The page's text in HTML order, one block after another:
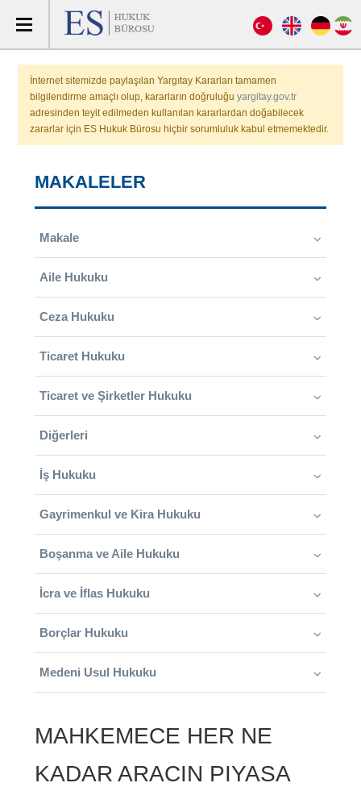
İnternet sitemizde paylaşılan Yargıtay Kararları tamamen
bilgilendirme amaçlı olup, kararların doğruluğuyargitay.gov.tr
adresinden teyit edilmeden kullanılan kararlardan doğabilecek
zararlar için ES Hukuk Bürosu hiçbir sorumluluk kabul etmemektedir.
MAKALELER
Makale
Aile Hukuku
Ceza Hukuku
Ticaret Hukuku
Ticaret ve Şirketler Hukuku
Diğerleri
İş Hukuku
Gayrimenkul ve Kira Hukuku
Boşanma ve Aile Hukuku
İcra ve İflas Hukuku
Borçlar Hukuku
Medeni Usul Hukuku
MAHKEMECE HER NE
KADAR ARACIN PIYASA